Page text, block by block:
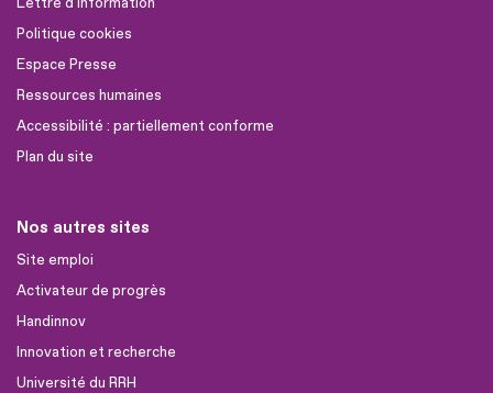
Politique cookies
Espace Presse
Ressources humaines
Accessibilité : partiellement conforme
Plan du site
Nos autres sites
Site emploi
Activateur de progrès
Handinnov
Innovation et recherche
Université du RRH